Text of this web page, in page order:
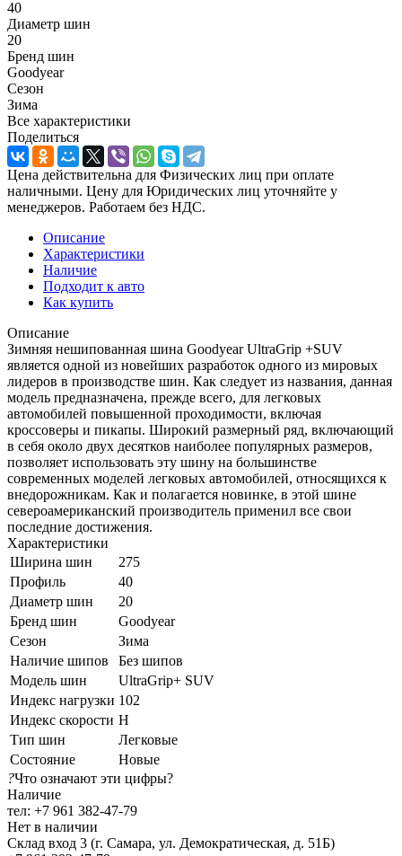
40
Диаметр шин
20
Бренд шин
Goodyear
Сезон
Зима
Все характеристики
Поделиться
Цена действительна для Физических лиц при оплате
наличными. Цену для Юридических лиц уточняйте у
менеджеров. Работаем без НДС.
Описание
Характеристики
Наличие
Подходит к авто
Как купить
Описание
Зимняя нешипованная шина Goodyear UltraGrip +SUV
является одной из новейших разработок одного из мировых
лидеров в производстве шин. Как следует из названия, данная
модель предназначена, прежде всего, для легковых
автомобилей повышенной проходимости, включая
кроссоверы и пикапы. Широкий размерный ряд, включающий
в себя около двух десятков наиболее популярных размеров,
позволяет использовать эту шину на большинстве
современных моделей легковых автомобилей, относящихся к
внедорожникам. Как и полагается новинке, в этой шине
североамериканский производитель применил все свои
последние достижения.
Характеристики
Ширина шин
275
Профиль
40
Диаметр шин
20
Бренд шин
Goodyear
Сезон
Зима
Наличие шипов
Без шипов
Модель шин
UltraGrip+ SUV
Индекс нагрузки 102
Индекс скорости H
Тип шин
Легковые
Состояние
Новые
?Что означают эти цифры?
Наличие
тел: +7 961 382-47-79
Нет в наличии
Склад вход 3 (г. Самара, ул. Демократическая, д. 51Б)